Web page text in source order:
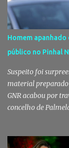
Homem
público no Pinhal
Suspeito foi
material
GNR acabou por
concelho de
militares da